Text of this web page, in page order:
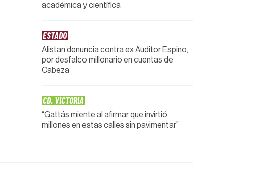
académica y científica
ESTADO
Alistan denuncia contra ex Auditor Espino,
por desfalco millonario en cuentas de
Cabeza
CD. VICTORIA
“Gattás miente al afirmar que invirtió
millones en estas calles sin pavimentar”